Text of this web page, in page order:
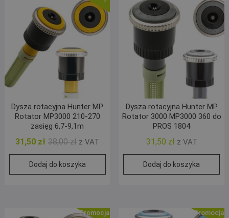
Dysza rotacyjna Hunter MP
Rotator MP3000 210-270
zasięg 6,7-9,1m
38,00zł Pierwotna
cena
wynosiła:
38,00 zł.
31,50 zł
Aktualna
cena
wynosi:
31,50 zł.
z VAT
Dodaj do koszyka
Dysza rotacyjna Hunter MP
Rotator 3000 MP3000 360 do
PROS 1804
31,50 zł z VAT
Dodaj do koszyka
Promocja! Promocja!